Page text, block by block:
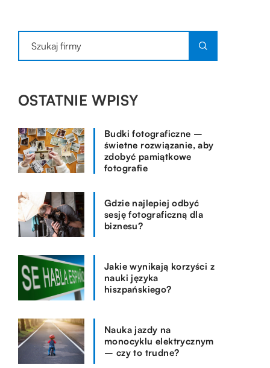
OSTATNIE WPISY
Budki fotograficzne –
świetne rozwiązanie, aby
zdobyć pamiątkowe
fotografie
Gdzie najlepiej odbyć
sesję fotograficzną dla
biznesu?
Jakie wynikają korzyści z
nauki języka
hiszpańskiego?
Nauka jazdy na
monocyklu elektrycznym
– czy to trudne?